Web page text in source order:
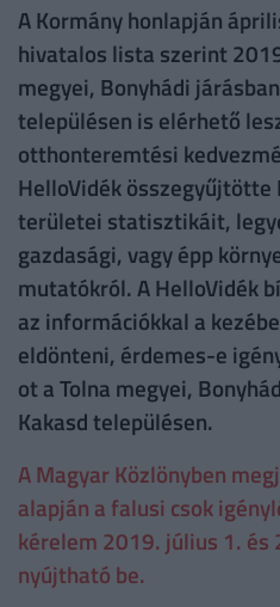
A Kormány honlapján
hivatalos lista szerint
megyei, Bonyhádi
településen is elérhető
otthonteremtési
HelloVidék összegyűjtötte
területei statisztikáit,
gazdasági, vagy épp
mutatókról. A HelloVidék
az információkkal a
eldönteni, érdemes-e
ot a Tolna megyei,
Kakasd településen.
A Magyar Közlönyben
alapján a falusi csok
kérelem 2019. július 1.
nyújtható be.